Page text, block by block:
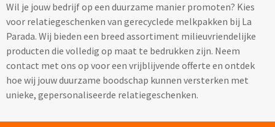
USB oplaadstekkers bedrukken
Reisladers & Reisstekkers bedrukken
USB autoladers
Audio
Wil je jouw bedrijf op een duurzame manier promoten? Kies
voor relatiegeschenken van gerecyclede melkpakken bij La
Parada. Wij bieden een breed assortiment milieuvriendelijke
producten die volledig op maat te bedrukken zijn. Neem
contact met ons op voor een vrijblijvende offerte en ontdek
hoe wij jouw duurzame boodschap kunnen versterken met
unieke, gepersonaliseerde relatiegeschenken.